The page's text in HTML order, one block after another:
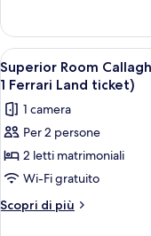
(Port
Aventura
tickets
&
Ferrari
Land
ticket)
Room
Callaghan,
1
adult
Aventura
tickets
Ferrari
ticket)
Apri
tutte
le
foto
per
Superior
Room
Callaghan,
5
Superior Room
1 Ferrari Land ticket)
1 camera
Per 2 persone
2 letti matrimoniali
Wi-Fi gratuito
Scopri di più
Altri